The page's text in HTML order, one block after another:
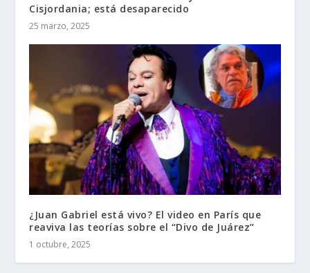
Cisjordania; está desaparecido
25 marzo, 2025
¿Juan Gabriel está vivo? El video en París que
reaviva las teorías sobre el “Divo de Juárez”
1 octubre, 2025